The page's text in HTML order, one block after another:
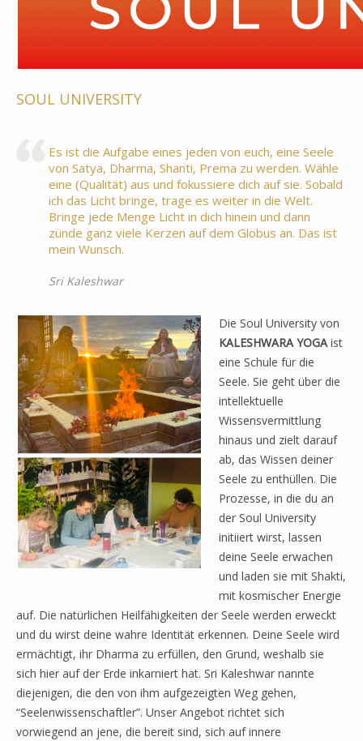
SOUL UNIVERSITY
Es ist die Aufgabe eines jeden von euch, eine Seele
von Satya, Dharma, Shanti, Prema zu werden. Wähle
eine (Qualität) aus und fokussiere dich auf sie. Sobald
ich das Licht bringe, trage es weiter in die Welt.
Bringe jede Menge Licht in dich hinein und dann
zünde ganz viele Kerzen auf dem Globus an. Das ist
mein Wunsch.
Sri Kaleshwar
Die Soul University von
KALESHWARA YOGAist
eine Schule für die
Seele. Sie geht über die
intellektuelle
Wissensvermittlung
hinaus und zielt darauf
ab, das Wissen deiner
Seele zu enthüllen. Die
Prozesse, in die du an
der Soul University
initiiert wirst, lassen
deine Seele erwachen
und laden sie mit Shakti,
mit kosmischer Energie
auf. Die natürlichen Heilfähigkeiten der Seele werden erweckt
und du wirst deine wahre Identität erkennen. Deine Seele wird
ermächtigt, ihr Dharma zu erfüllen, den Grund, weshalb sie
sich hier auf der Erde inkarniert hat. Sri Kaleshwar nannte
diejenigen, die den von ihm aufgezeigten Weg gehen,
“Seelenwissenschaftler”. Unser Angebot richtet sich
vorwiegend an jene, die bereit sind, sich auf innere